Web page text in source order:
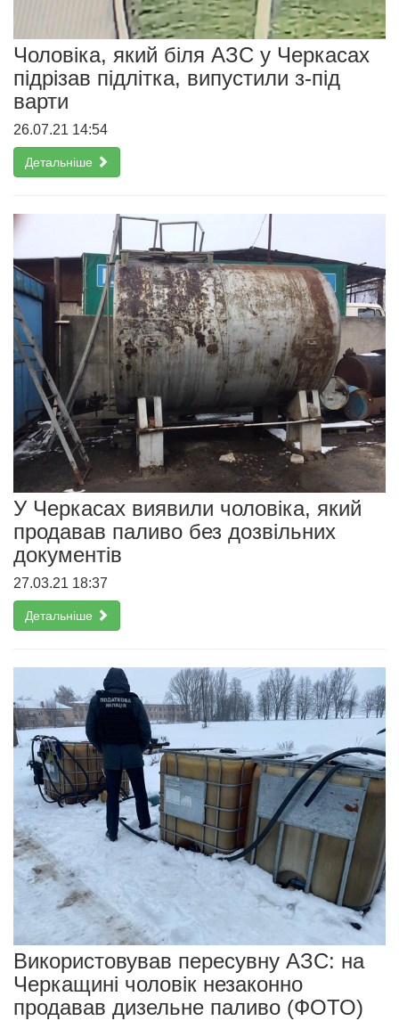
Чоловіка, який біля АЗС у Черкасах
підрізав підлітка, випустили з-під
варти
26.07.21 14:54
Детальніше
У Черкасах виявили чоловіка, який
продавав паливо без дозвільних
документів
27.03.21 18:37
Детальніше
Використовував пересувну АЗС: на
Черкащині чоловік незаконно
продавав дизельне паливо (ФОТО)